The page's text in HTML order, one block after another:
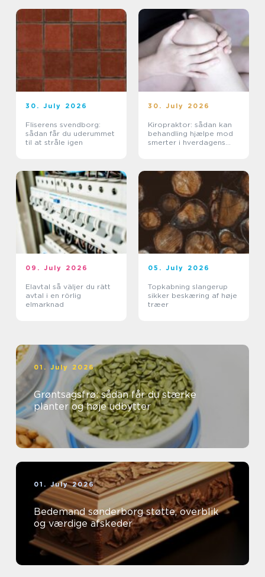
30. July 2026
Fliserens svendborg:
sådan får du uderummet
til at stråle igen
30. July 2026
Kiropraktor: sådan kan
behandling hjælpe mod
smerter i hverdagens
09. July 2026
Elavtal så väljer du rätt
avtal i en rörlig
elmarknad
05. July 2026
Topkabning slangerup
sikker beskæring af høje
træer
01. July 2026
Grøntsagsfrø: sådan får du stærke
planter og høje udbytter
01. July 2026
Bedemand sønderborg støtte, overblik
og værdige afskeder